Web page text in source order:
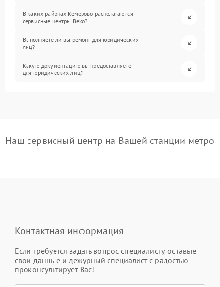
В каких районах Кемерово располагаются
сервисные центры Beko?
Выполняете ли вы ремонт для юридических
лиц?
Какую документацию вы предоставляете
для юридических лиц?
Наш сервисный центр на Вашей станции метро
Контактная информация
Если требуется задать вопрос специалисту, оставьте
свои данные и дежурный специалист с радостью
проконсультирует Вас!